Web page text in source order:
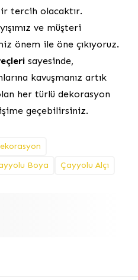
tercih olacaktır.
ve müşteri
önem ile öne çıkıyoruz.
sayesinde,
kavuşmanız artık
her türlü dekorasyon
geçebilirsiniz.
Boya Çayyolu Alçı